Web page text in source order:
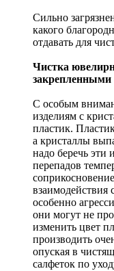
Сильно
какого
отдавать для
Чистка
закрепленными
С особым
изделиям с
пластик.
а кристаллы
надо беречь эти
перепадов
взаимодействия
особенно
они могут не
изменить цвет
производить
опуская в
салфеток по